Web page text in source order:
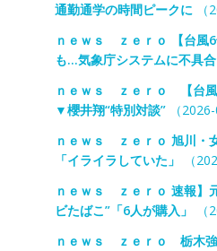
通勤通学の時間ピークに（
ｎｅｗｓ ｚｅｒｏ 【台風
も…気象庁システムに不具合
ｎｅｗｓ ｚｅｒｏ 【台風
▼櫻井翔“特別対談”（2026-
ｎｅｗｓ ｚｅｒｏ 旭川・
「イライラしていた」
（
ｎｅｗｓ ｚｅｒｏ 速報】
ビたばこ”「6人が購入」
（
ｎｅｗｓ ｚｅｒｏ 栃木